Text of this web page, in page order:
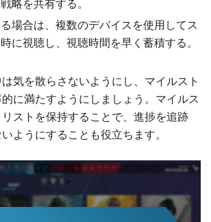
略を共有する。
場合は、複数のデバイスを使用してス
に視聴し、視聴時間を早く蓄積する。
気を散らさないようにし、マイルスト
に満たすようにしましょう。マイルス
リストを保持することで、進捗を追跡
ようにすることも役立ちます。